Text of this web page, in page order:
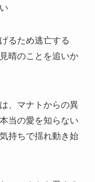
るため逃亡する
晴のことを追いか
、マナトからの異
当の愛を知らない
持ちで揺れ動き始